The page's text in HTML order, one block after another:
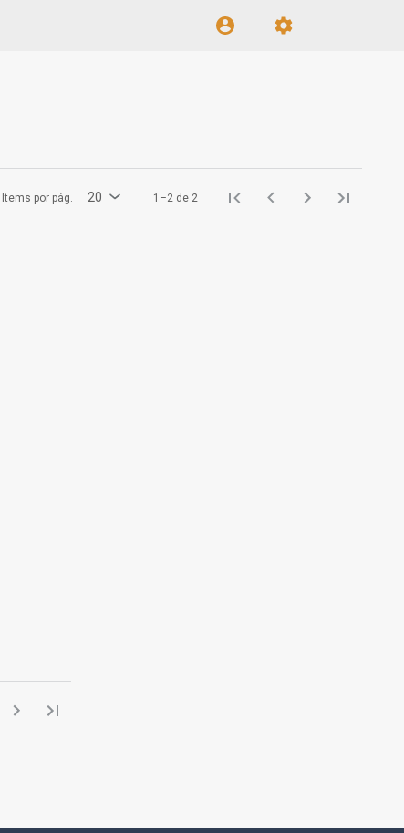
Items por pág. 20 1–2 de 2